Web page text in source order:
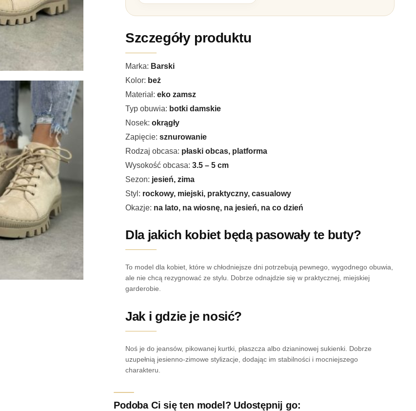
Szczegóły produktu
Marka: Barski
Kolor: beż
Materiał:eko zamsz
Typ obuwia: botki damskie
Nosek:okrągły
Zapięcie:sznurowanie
Rodzaj obcasa: płaski obcas, platforma
Wysokość obcasa:3.5 – 5 cm
Sezon: jesień, zima
Styl: rockowy, miejski, praktyczny, casualowy
Okazje: na lato, na wiosnę, na jesień, na co dzień
Dla jakich kobiet będą pasowały te buty?
To model dla kobiet, które w chłodniejsze dni potrzebują pewnego, wygodnego obuwia,
ale nie chcą rezygnować ze stylu. Dobrze odnajdzie się w praktycznej, miejskiej
garderobie.
Jak i gdzie je nosić?
Noś je do jeansów, pikowanej kurtki, płaszcza albo dzianinowej sukienki. Dobrze
uzupełnią jesienno-zimowe stylizacje, dodając im stabilności i mocniejszego
charakteru.
Podoba Ci się ten model? Udostępnij go: